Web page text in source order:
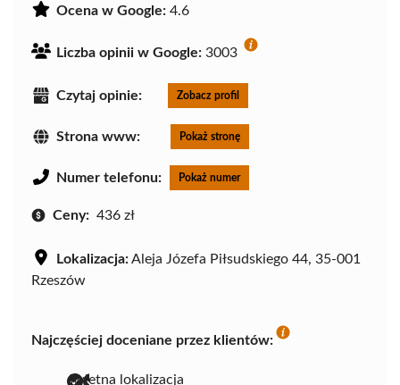
Ocena w Google: 4.6
Liczba opinii w Google: 3003
Czytaj opinie: Zobacz profil
Strona www: Pokaż stronę
Numer telefonu: Pokaż numer
Ceny: 436 zł
Lokalizacja:Aleja Józefa Piłsudskiego 44, 35-001
Rzeszów
Najczęściej doceniane przez klientów:
świetna lokalizacja